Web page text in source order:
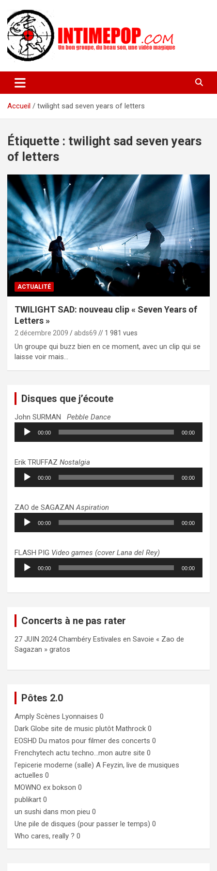
contenu
intimepop.com
actuelles pop rock, post-rock, indé sur Lyon. rock pop concert
lyon
Accueil
twilight sad seven years of letters
Étiquette : twilight sad seven years
of letters
ACTUALITÉ
TWILIGHT SAD: nouveau clip « Seven Years of
Letters »
2 décembre 2009 abds69 // 1 981 vues
Un groupe qui buzz bien en ce moment, avec un clip qui se
laisse voir mais…
Disques que j’écoute
John SURMAN Pebble Dance
Lecteur
audio
00:00 00:00
Erik TRUFFAZ Nostalgia
Lecteur
audio
00:00 00:00
ZAO de SAGAZANAspiration
Lecteur
audio
00:00 00:00
FLASH PIG Video games (cover Lana del Rey)
Lecteur
audio
00:00 00:00
Concerts à ne pas rater
27 JUIN 2024 Chambéry Estivales en Savoie « Zao de
Sagazan » gratos
Pôtes 2.0
Amply Scènes Lyonnaises 0
Dark Globe site de music plutôt Mathrock 0
EOSHD Du matos pour filmer des concerts 0
Frenchytech actu techno…mon autre site 0
l'epicerie moderne (salle) A Feyzin, live de musiques
actuelles 0
MOWNO ex bokson 0
publikart 0
un sushi dans mon pieu 0
Une pile de disques (pour passer le temps) 0
Who cares, really ? 0